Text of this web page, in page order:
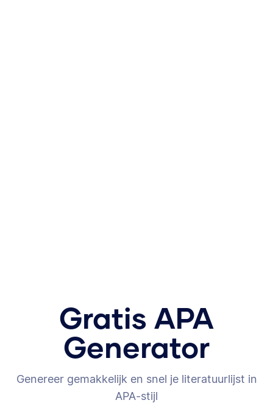
Gratis APA
Generator
Genereer gemakkelijk en snel je literatuurlijst in
APA-stijl